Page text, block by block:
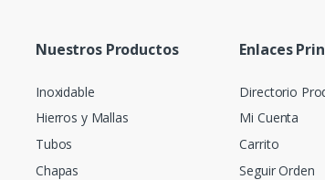
Nuestros Productos
Inoxidable
Hierros y Mallas
Tubos
Chapas
Enlaces
Directorio
Mi Cuenta
Carrito
Seguir Orden